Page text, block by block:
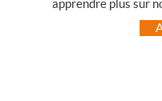
apprendre plus sur